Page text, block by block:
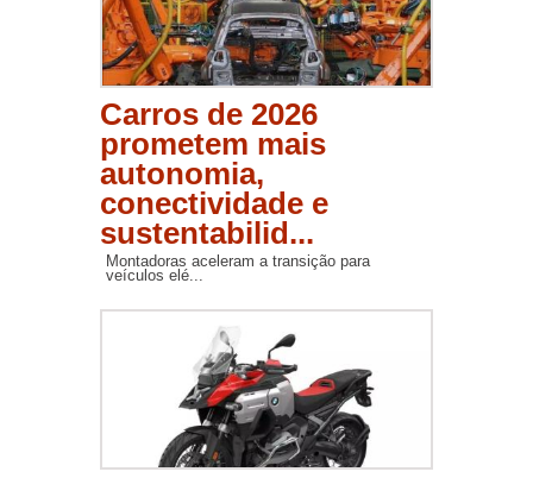
Carros de 2026
prometem mais
autonomia,
conectividade e
sustentabilid...
Montadoras aceleram a transição para
veículos elé...